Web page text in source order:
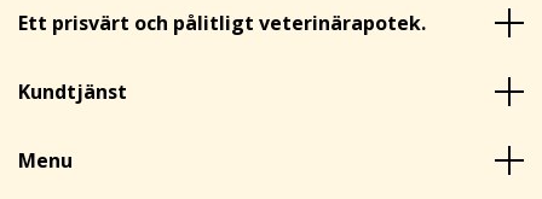
Ett prisvärt och pålitligt veterinärapotek.
Kundtjänst
Menu